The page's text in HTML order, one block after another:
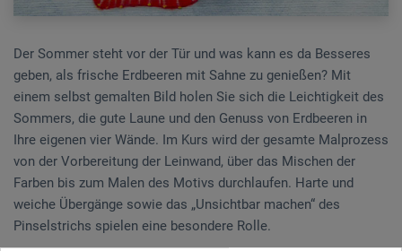
Der Sommer steht vor der Tür und was kann es da Besseres
geben, als frische Erdbeeren mit Sahne zu genießen? Mit
einem selbst gemalten Bild holen Sie sich die Leichtigkeit des
Sommers, die gute Laune und den Genuss von Erdbeeren in
Ihre eigenen vier Wände. Im Kurs wird der gesamte Malprozess
von der Vorbereitung der Leinwand, über das Mischen der
Farben bis zum Malen des Motivs durchlaufen. Harte und
weiche Übergänge sowie das „Unsichtbar machen“ des
Pinselstrichs spielen eine besondere Rolle.